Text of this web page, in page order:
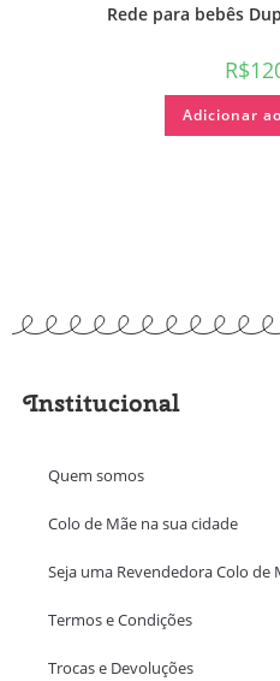
Rede para bebês
R$
Adicionar
Institucional
Quem somos
Colo de Mãe na sua cidade
Seja uma Revendedora Colo de
Termos e Condições
Trocas e Devoluções